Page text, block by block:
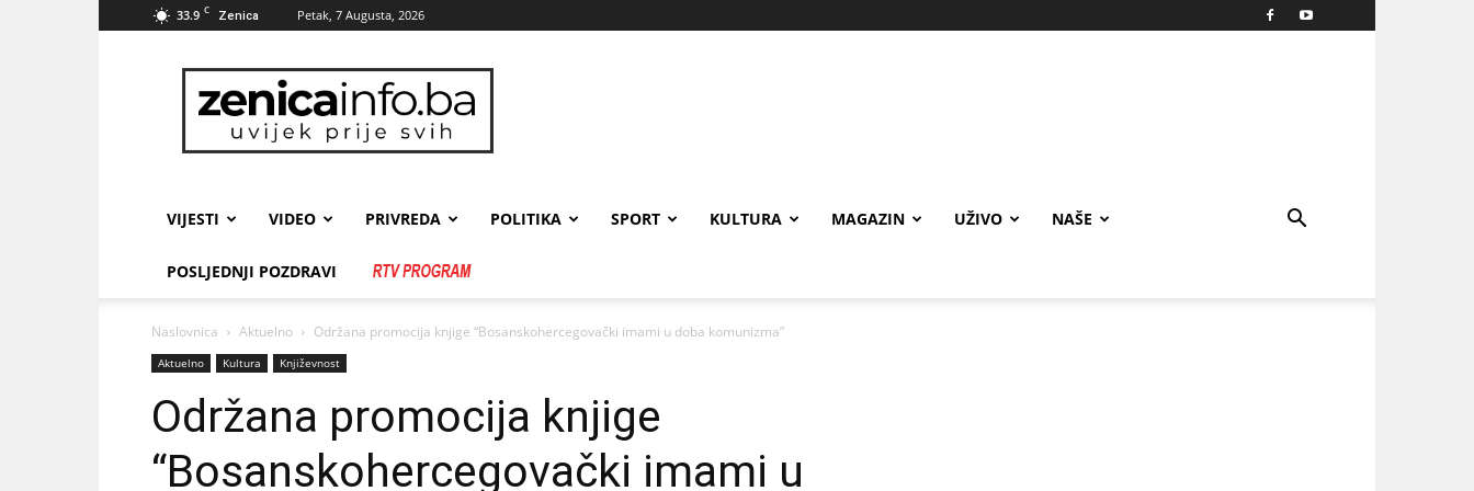
33.9 C Zenica Petak, 7 Augusta, 2026
zenicainfo.ba
VIJESTI VIDEO PRIVREDA POLITIKA SPORT KULTURA MAGAZIN UŽIVO NAŠE
POSLJEDNJI POZDRAVI
Naslovnica Aktuelno Održana promocija knjige “Bosanskohercegovački imami u doba komunizma”
Aktuelno Kultura Književnost
Održana promocija knjige
“Bosanskohercegovački imami u